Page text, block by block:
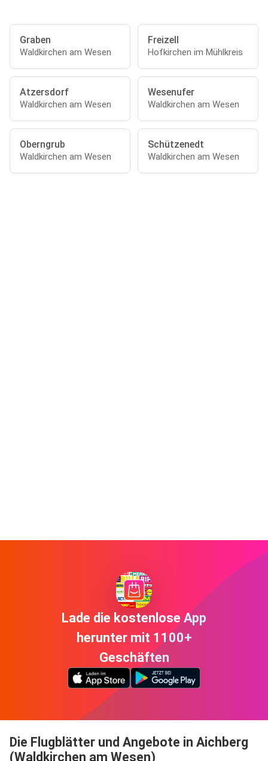
Graben
Waldkirchen am Wesen
Freizell
Hofkirchen im Mühlkreis
Atzersdorf
Waldkirchen am Wesen
Wesenufer
Waldkirchen am Wesen
Oberngrub
Waldkirchen am Wesen
Schützenedt
Waldkirchen am Wesen
Lade die kostenlose App
herunter mit 1100+
Geschäften
Die Flugblätter und Angebote in Aichberg
(Waldkirchen am Wesen)